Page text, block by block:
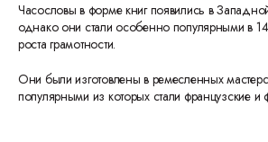
Часословы в форме книг появились в
однако они стали особенно популярными в
роста грамотности.
Они были изготовлены в ремесленных
популярными из которых стали французские и